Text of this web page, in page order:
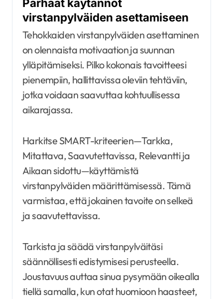
virstanpylväiden asettamiseen
Tehokkaiden virstanpylväiden asettaminen
on olennaista motivaation ja suunnan
ylläpitämiseksi. Pilko kokonais tavoitteesi
pienempiin, hallittavissa oleviin tehtäviin,
jotka voidaan saavuttaa kohtuullisessa
aikarajassa.
Harkitse SMART-kriteerien—Tarkka,
Mitattava, Saavutettavissa, Relevantti ja
Aikaan sidottu—käyttämistä
virstanpylväiden määrittämisessä. Tämä
varmistaa, että jokainen tavoite on selkeä
ja saavutettavissa.
Tarkista ja säädä virstanpylväitäsi
säännöllisesti edistymisesi perusteella.
Joustavuus auttaa sinua pysymään oikealla
tiellä samalla, kun otat huomioon haasteet,